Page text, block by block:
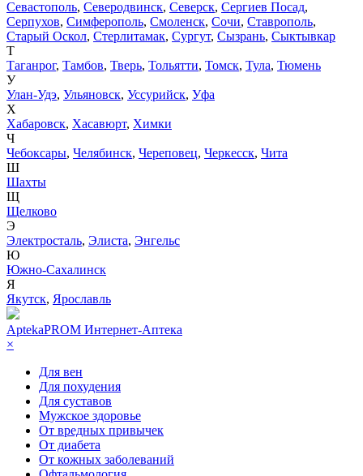
Севастополь, Северодвинск, Северск, Сергиев Посад,
Серпухов, Симферополь, Смоленск, Сочи, Ставрополь,
Старый Оскол, Стерлитамак, Сургут, Сызрань, Сыктывкар
Т
Таганрог, Тамбов, Тверь, Тольятти, Томск, Тула, Тюмень
У
Улан-Удэ, Ульяновск, Уссурийск, Уфа
Х
Хабаровск, Хасавюрт, Химки
Ч
Чебоксары, Челябинск, Череповец, Черкесск, Чита
Ш
Шахты
Щ
Щелково
Э
Электросталь, Элиста, Энгельс
Ю
Южно-Сахалинск
Я
Якутск, Ярославль
AptekaPROM Интернет-Аптека
×
Для вен
Для похудения
Для суставов
Мужское здоровье
От вредных привычек
От диабета
От кожных заболеваний